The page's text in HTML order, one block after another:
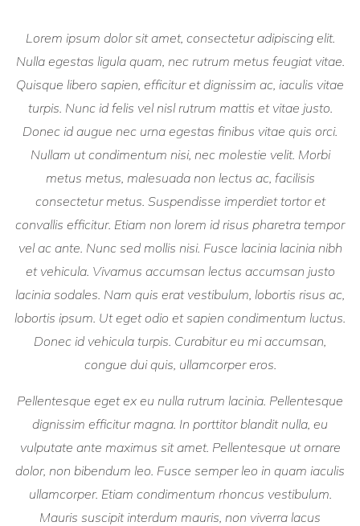
Lorem ipsum dolor sit amet, consectetur adipiscing elit.
Nulla egestas ligula quam, nec rutrum metus feugiat vitae.
Quisque libero sapien, efficitur et dignissim ac, iaculis vitae
turpis. Nunc id felis vel nisl rutrum mattis et vitae justo.
Donec id augue nec urna egestas finibus vitae quis orci.
Nullam ut condimentum nisi, nec molestie velit. Morbi
metus metus, malesuada non lectus ac, facilisis
consectetur metus. Suspendisse imperdiet tortor et
convallis efficitur. Etiam non lorem id risus pharetra tempor
vel ac ante. Nunc sed mollis nisi. Fusce lacinia lacinia nibh
et vehicula. Vivamus accumsan lectus accumsan justo
lacinia sodales. Nam quis erat vestibulum, lobortis risus ac,
lobortis ipsum. Ut eget odio et sapien condimentum luctus.
Donec id vehicula turpis. Curabitur eu mi accumsan,
congue dui quis, ullamcorper eros.
Pellentesque eget ex eu nulla rutrum lacinia. Pellentesque
dignissim efficitur magna. In porttitor blandit nulla, eu
vulputate ante maximus sit amet. Pellentesque ut ornare
dolor, non bibendum leo. Fusce semper leo in quam iaculis
ullamcorper. Etiam condimentum rhoncus vestibulum.
Mauris suscipit interdum mauris, non viverra lacus